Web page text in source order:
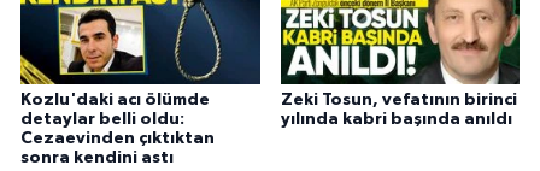
Kozlu'daki acı ölümde
detaylar belli oldu:
Cezaevinden çıktıktan
sonra kendini astı
Zeki Tosun, vefatının birinci
yılında kabri başında anıldı